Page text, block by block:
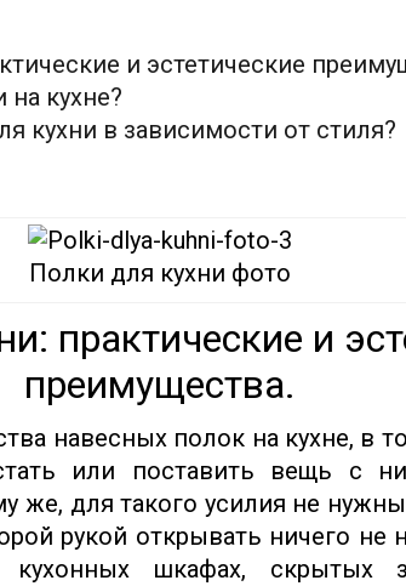
и эстетические
кухне?
кухни в зависимости от стиля?
Полки для кухни фото
практические и
преимущества.
навесных полок на кухне, в
или поставить вещь с
же, для такого усилия не
рукой открывать ничего не
шкафах, скрытых